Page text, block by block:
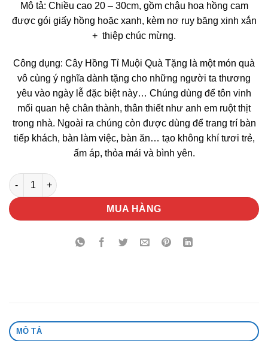
Mô tả: Chiều cao 20 – 30cm, gồm chậu hoa hồng cam
được gói giấy hồng hoặc xanh, kèm nơ ruy băng xinh xắn
+ thiệp chúc mừng.
Công dụng: Cây Hồng Tỉ Muội Quà Tặng là một món quà
vô cùng ý nghĩa dành tặng cho những người ta thương
yêu vào ngày lễ đặc biệt này… Chúng dùng để tôn vinh
mối quan hệ chân thành, thân thiết như anh em ruột thịt
trong nhà. Ngoài ra chúng còn được dùng để trang trí bàn
tiếp khách, bàn làm việc, bàn ăn… tạo không khí tươi trẻ,
ấm áp, thỏa mái và bình yên.
Hoa Hồng Tỉ Muội Cam số lượng
MUA HÀNG
MÔ TẢ